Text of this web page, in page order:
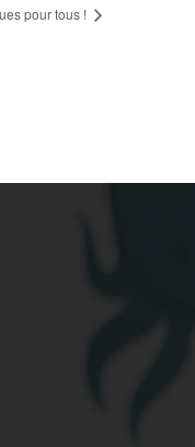
pour tous !